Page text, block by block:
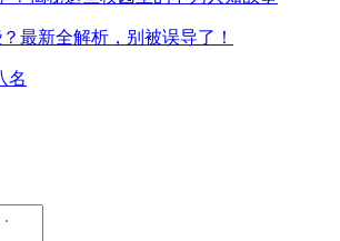
最新全解析，别被误导了！
名